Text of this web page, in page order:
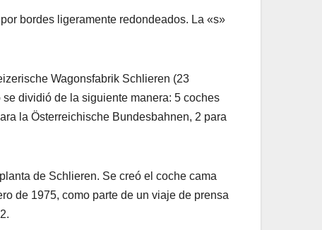
bordes ligeramente redondeados. La «s»
Wagonsfabrik Schlieren (23
dividió de la siguiente manera: 5 coches
la Österreichische Bundesbahnen, 2 para
de Schlieren. Se creó el coche cama
de 1975, como parte de un viaje de prensa